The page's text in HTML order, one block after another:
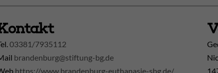
03381/7935112
brandenburg@stiftung-bg.de
https://www.brandenburg-euthanasie-sbg.de/